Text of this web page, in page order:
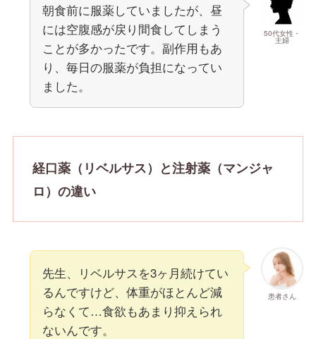
50代女性・
主婦
朝食前に服薬していましたが、昼
には空腹感が戻り間食してしまう
ことが多かったです。副作用もあ
り、毎日の服薬が負担になってい
ました。
経口薬（リベルサス）と注射薬（マンジャ
ロ）の違い
患者さん
先生、リベルサスを3ヶ月続けてい
るんですけど、体重がほとんど減
らなくて…食欲もあまり抑えられ
ないんです。